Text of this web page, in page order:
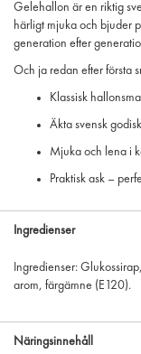
Gelehallon är en riktig
härligt mjuka och bjuder
generation efter
Och ja redan efter första
Klassisk
Äkta svensk
Mjuka och lena i
Praktisk ask –
Ingredienser
Ingredienser:
arom, färgämne (E120).
Näringsinnehåll